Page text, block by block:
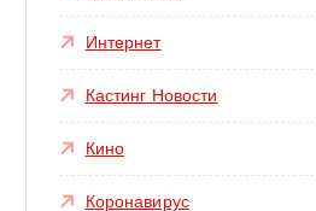
Интернет
Кастинг Новости
Кино
Коронавирус